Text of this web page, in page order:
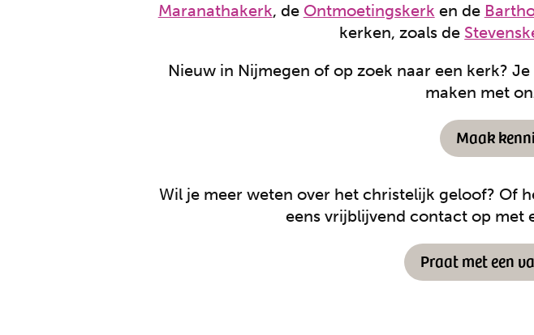
Maranathakerk, de Ontmoetingskerk en de
kerken, zoals de
Nieuw in Nijmegen of op zoek naar een kerk?
maken met
Maak
Wil je meer weten over het christelijk geloof? Of
eens vrijblijvend contact op met
Praat met een